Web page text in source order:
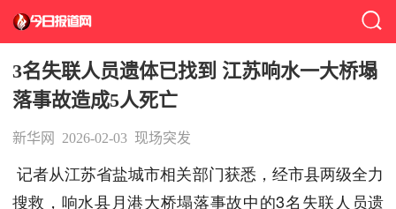
3名失联人员遗体已找到 江苏响水一大桥塌
落事故造成5人死亡
新华网 2026-02-03 现场突发
记者从江苏省盐城市相关部门获悉，经市县两级全力
搜救，响水县月港大桥塌落事故中的3名失联人员遗